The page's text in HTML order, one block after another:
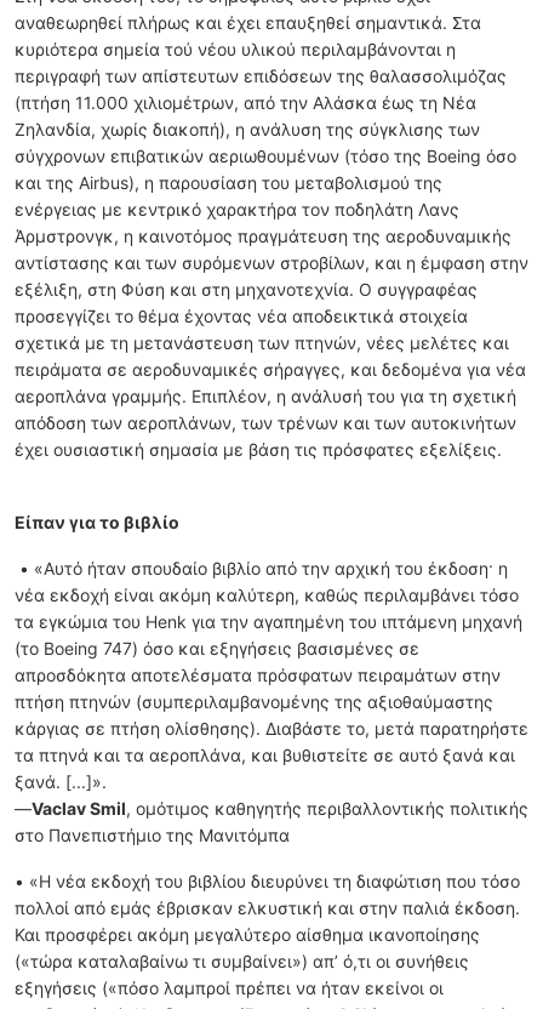
αναθεωρηθεί πλήρως και έχει επαυξηθεί σημαντικά. Στα
κυριότερα σημεία τού νέου υλικού περιλαμβάνονται η
περιγραφή των απίστευτων επιδόσεων της θαλασσολιμόζας
(πτήση 11.000 χιλιομέτρων, από την Αλάσκα έως τη Νέα
Ζηλανδία, χωρίς διακοπή), η ανάλυση της σύγκλισης των
σύγχρονων επιβατικών αεριωθουμένων (τόσο της Boeing όσο
και της Airbus), η παρουσίαση του μεταβολισμού της
ενέργειας με κεντρικό χαρακτήρα τον ποδηλάτη Λανς
Άρμστρονγκ, η καινοτόμος πραγμάτευση της αεροδυναμικής
αντίστασης και των συρόμενων στροβίλων, και η έμφαση στην
εξέλιξη, στη Φύση και στη μηχανοτεχνία. Ο συγγραφέας
προσεγγίζει το θέμα έχοντας νέα αποδεικτικά στοιχεία
σχετικά με τη μετανάστευση των πτηνών, νέες μελέτες και
πειράματα σε αεροδυναμικές σήραγγες, και δεδομένα για νέα
αεροπλάνα γραμμής. Επιπλέον, η ανάλυσή του για τη σχετική
απόδοση των αεροπλάνων, των τρένων και των αυτοκινήτων
έχει ουσιαστική σημασία με βάση τις πρόσφατες εξελίξεις.
Είπαν για το βιβλίο
• «Αυτό ήταν σπουδαίο βιβλίο από την αρχική του έκδοση· η
νέα εκδοχή είναι ακόμη καλύτερη, καθώς περιλαμβάνει τόσο
τα εγκώμια του Henk για την αγαπημένη του ιπτάμενη μηχανή
(το Boeing 747) όσο και εξηγήσεις βασισμένες σε
απροσδόκητα αποτελέσματα πρόσφατων πειραμάτων στην
πτήση πτηνών (συμπεριλαμβανομένης της αξιοθαύμαστης
κάργιας σε πτήση ολίσθησης). Διαβάστε το, μετά παρατηρήστε
τα πτηνά και τα αεροπλάνα, και βυθιστείτε σε αυτό ξανά και
ξανά. [...]».
—Vaclav Smil, ομότιμος καθηγητής περιβαλλοντικής πολιτικής
στο Πανεπιστήμιο της Μανιτόμπα
• «Η νέα εκδοχή του βιβλίου διευρύνει τη διαφώτιση που τόσο
πολλοί από εμάς έβρισκαν ελκυστική και στην παλιά έκδοση.
Και προσφέρει ακόμη μεγαλύτερο αίσθημα ικανοποίησης
(«τώρα καταλαβαίνω τι συμβαίνει») απ’ ό,τι οι συνήθεις
εξηγήσεις («πόσο λαμπροί πρέπει να ήταν εκείνοι οι